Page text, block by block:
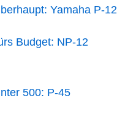
Yamaha P-
Budget: NP-12
500: P-45